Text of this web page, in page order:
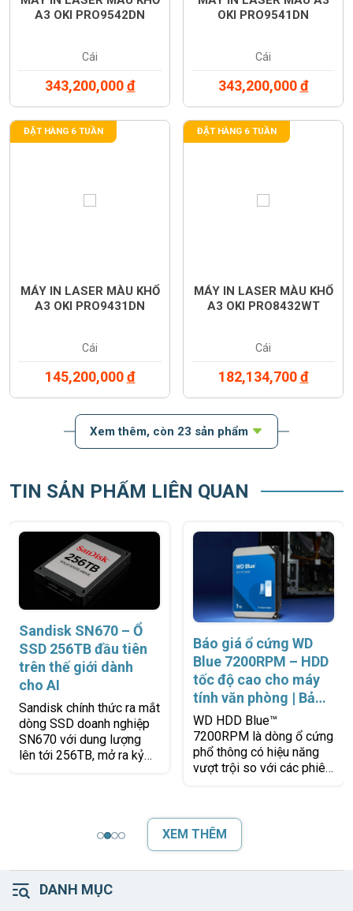
DANH MỤC
A3 OKI PRO9542DN
Cái
343,200,000đ
OKI PRO9541DN
Cái
343,200,000đ
ĐẶT HÀNG 6 TUẦN
MÁY IN LASER MÀU KHỔ
A3 OKI PRO9431DN
Cái
145,200,000đ
ĐẶT HÀNG 6 TUẦN
MÁY IN LASER MÀU KHỔ
A3 OKI PRO8432WT
Cái
182,134,700đ
Xem thêm, còn 23 sản phẩm
TIN SẢN PHẨM LIÊN QUAN
Sandisk SN670 – Ổ
SSD 256TB đầu tiên
trên thế giới dành
cho AI
Sandisk chính thức ra mắt
dòng SSD doanh nghiệp
SN670 với dung lượng
lên tới 256TB, mở ra kỷ
Báo giá ổ cứng WD
Blue 7200RPM – HDD
tốc độ cao cho máy
tính văn phòng | Bảo
hành 2 năm 1 đổi 1 |
Chính hãng Western
Digital
WD HDD Blue™
7200RPM là dòng ổ cứng
phổ thông có hiệu năng
vượt trội so với các phiên
điều hành, truy
XEM THÊM